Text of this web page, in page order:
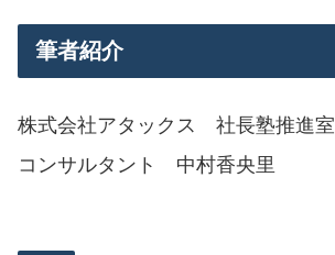
筆者紹介
株式会社アタックス 社長塾推進室
コンサルタント 中村香央里